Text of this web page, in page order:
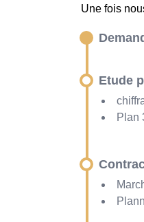
Une fois
Etude
Plan